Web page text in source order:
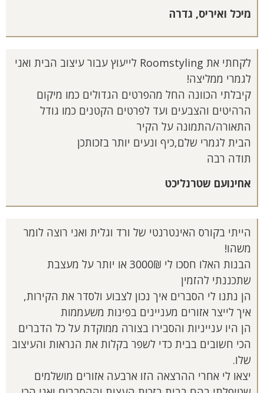
מיכל ואיריס, גדרה
לקחתי את Roomstyling לייעוץ עבור עיצוב הבית ואני
לגמרי ממליצה!
קיבלתי הכוונה החל מהפרטים הגדולים כמו מיקום
הרהיטים והצבעים ועד לפרטים הקטנים כמו גודל
התאורה/התמונה על הקיר
הבית לגמרי שלם,כיף ונעים יותר בזכותכן
תודה רבה
אחינועם שטרנליכט
הייתי בקורס האינטרנטי של ורד וגלית ואני רוצה לומר
משהו!
הבנות האלו חסכו לי 3000₪ או יותר על מעצבת
שתכננתי להזמין
הן נתנו לי הסברים איך נכון לצבוע ולסדר את הקירות,
איך לייצר אזורים מעניינים בפינות משעממות
הן היו ענייניות והסבירו בצורה ממוקדת על כל הדברים
הכי חשובים בבית כדי לשפר בקלות את הנראות והעיצוב
שלו.
יצאו לי אחרי ההרצאה הזו ארבעה אזורים מושלמים